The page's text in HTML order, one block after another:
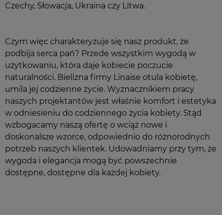
Czechy, Słowacja, Ukraina czy Litwa.
Czym więc charakteryzuje się nasz produkt, że
podbija serca pań? Przede wszystkim wygodą w
użytkowaniu, która daje kobiecie poczucie
naturalności. Bielizna firmy Linaise otula kobietę,
umila jej codzienne życie. Wyznacznikiem pracy
naszych projektantów jest właśnie komfort i estetyka
w odniesieniu do codziennego życia kobiety. Stąd
wzbogacamy naszą ofertę o wciąż nowe i
doskonalsze wzorce, odpowiednio do różnorodnych
potrzeb naszych klientek. Udowadniamy przy tym, że
wygoda i elegancja mogą być powszechnie
dostępne, dostępne dla każdej kobiety.